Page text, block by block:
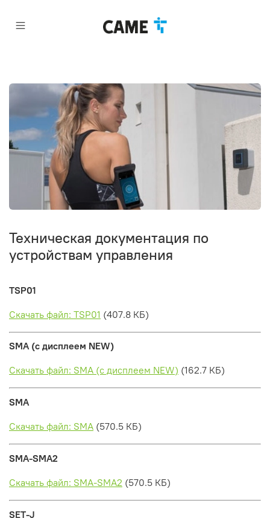
Техническая документация по
устройствам управления
TSP01
Скачать файл: TSP01 (407.8 КБ)
SMA (с дисплеем NEW)
Скачать файл: SMA (с дисплеем NEW) (162.7 КБ)
SMA
Скачать файл: SMA (570.5 КБ)
SMA-SMA2
Скачать файл: SMA-SMA2 (570.5 КБ)
SET-J